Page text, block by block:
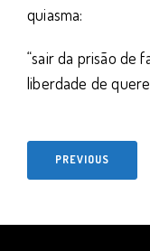
quiasma:
“sair da prisão de
liberdade de
PREVIOUS